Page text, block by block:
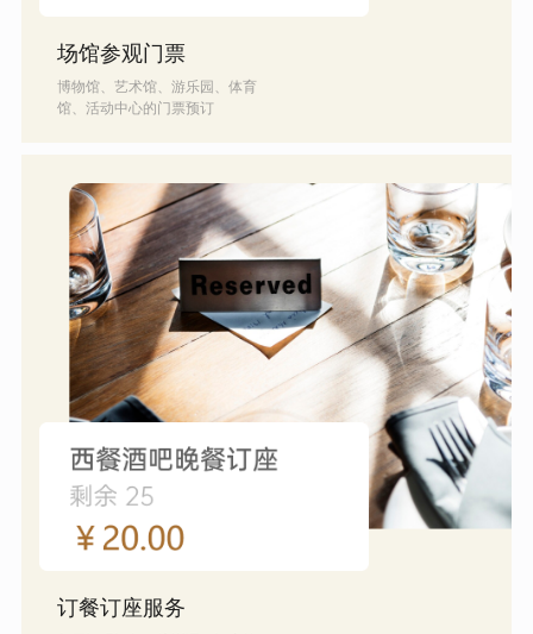
场馆参观门票
博物馆、艺术馆、游乐园、体育
馆、活动中心的门票预订
订餐订座服务